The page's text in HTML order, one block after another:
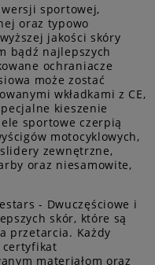
sportowej,
oraz typowo
jakości skóry
bądź najlepszych
ochraniacze
może zostać
wkładkami z CE,
kieszenie
sportowe czerpią
motocyklowych,
zewnętrzne,
oraz niesamowite,
- Dwuczęściowe i
skór, które są
przetarcia. Każdy
certyfikat
materiałom oraz